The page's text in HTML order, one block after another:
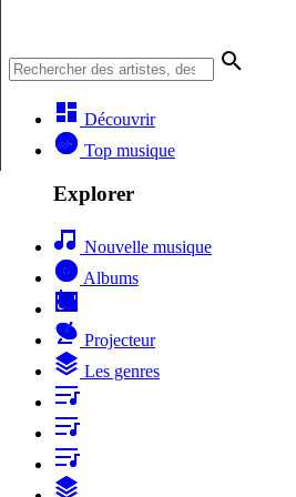
Découvrir
Top musique
Explorer
Nouvelle musique
Albums
Projecteur
Les genres